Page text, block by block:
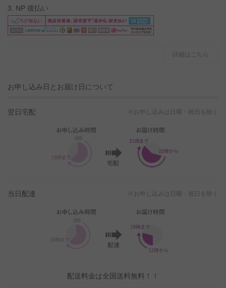
3. NP 後払い
詳細はこちら
お申し込み日とお届け日について
翌日宅配 ※お申し込みは日曜・祝日を除く
当日配達 ※お申し込みは日曜・祝日を除く
配送料金は全国送料無料！！